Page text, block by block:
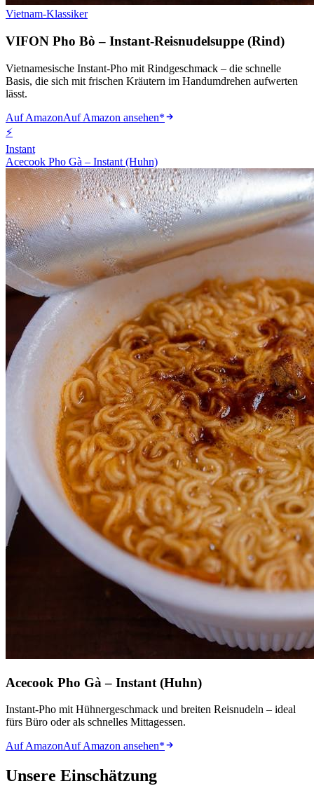
Vietnam-Klassiker
VIFON Pho Bò – Instant-Reisnudelsuppe (Rind)
Vietnamesische Instant-Pho mit Rindgeschmack – die schnelle
Basis, die sich mit frischen Kräutern im Handumdrehen aufwerten
lässt.
Auf AmazonAuf Amazon ansehen*
⚡
Instant
Acecook Pho Gà – Instant (Huhn)
Acecook Pho Gà – Instant (Huhn)
Instant-Pho mit Hühnergeschmack und breiten Reisnudeln – ideal
fürs Büro oder als schnelles Mittagessen.
Auf AmazonAuf Amazon ansehen*
Unsere Einschätzung